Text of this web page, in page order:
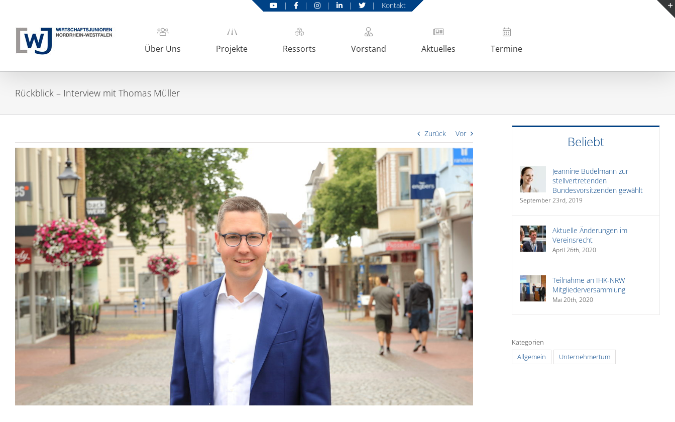
springen
Über Uns Projekte Ressorts Vorstand Aktuelles Termine
| | | | | Kontakt
Rückblick – Interview mit Thomas Müller
Zurück
Vor
Beliebt
Jeannine Budelmann zur
stellvertretenden
Bundesvorsitzenden gewählt
September 23rd, 2019
Aktuelle Änderungen im
Vereinsrecht
April 26th, 2020
Teilnahme an IHK-NRW
Mitgliederversammlung
Mai 20th, 2020
Kategorien
Allgemein Unternehmertum